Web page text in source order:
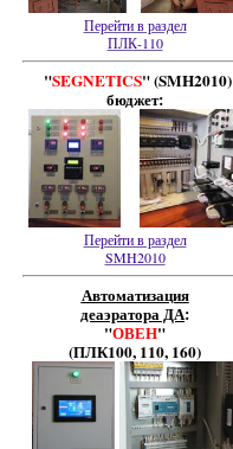
Перейти в раздел
ПЛК-110
"SEGNETICS" (SMH2010)
бюджет:
Перейти в раздел
SMH2010
Автоматизация
деаэратора ДА:
"ОВЕН"
(ПЛК100, 110, 160)